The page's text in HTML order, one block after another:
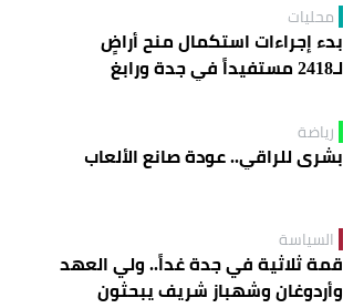
محليات
بدء إجراءات استكمال منح أراضٍ
لـ2418 مستفيداً في جدة ورابغ
رياضة
بشرى للراقي.. عودة صانع الألعاب
السياسة
قمة ثلاثية في جدة غداً.. ولي العهد
وأردوغان وشهباز شريف يبحثون